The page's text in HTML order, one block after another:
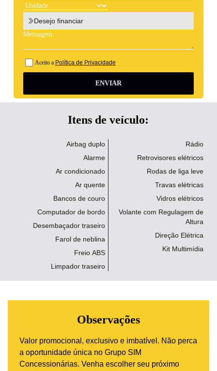
Desejo financiar
Aceito a Política de Privacidade
ENVIAR
Itens de veículo:
Airbag duplo
Alarme
Ar condicionado
Ar quente
Bancos de couro
Computador de bordo
Desembaçador traseiro
Farol de neblina
Freio ABS
Limpador traseiro
Rádio
Retrovisores elétricos
Rodas de liga leve
Travas elétricas
Vidros elétricos
Volante com Regulagem de
Altura
Direção Elétrica
Kit Multimídia
Observações
Valor promocional, exclusivo e imbatível. Não perca
a oportunidade única no Grupo SIM
Concessionárias. Venha escolher seu próximo